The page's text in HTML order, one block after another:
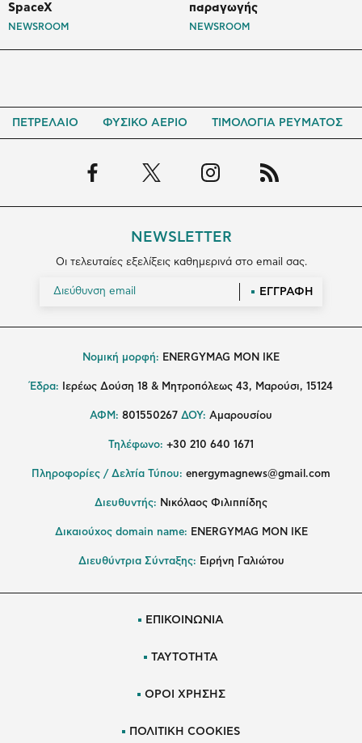
SpaceX
NEWSROOM
παραγωγής
NEWSROOM
ΠΕΤΡΕΛΑΙΟ ΦΥΣΙΚΟ ΑΕΡΙΟ ΤΙΜΟΛΟΓΙΑ ΡΕΥΜΑΤΟΣ
NEWSLETTER
Οι τελευταίες εξελίξεις καθημερινά στο email σας.
ΕΓΓΡΑΦΗ
Νομική μορφή: ENERGYMAG MON IKE
Έδρα: Ιερέως Δούση 18 & Μητροπόλεως 43, Μαρούσι, 15124
ΑΦΜ: 801550267 ΔΟΥ: Αμαρουσίου
Τηλέφωνο: +30 210 640 1671
Πληροφορίες / Δελτία Τύπου: energymagnews@gmail.com
Διευθυντής: Νικόλαος Φιλιππίδης
Δικαιούχος domain name: ENERGYMAG ΜΟΝ ΙΚΕ
Διευθύντρια Σύνταξης: Ειρήνη Γαλιώτου
ΕΠΙΚΟΙΝΩΝΙΑ
ΤΑΥΤΟΤΗΤΑ
ΟΡΟΙ ΧΡΗΣΗΣ
ΠΟΛΙΤΙΚΗ COOKIES